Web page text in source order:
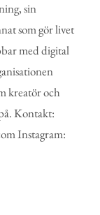
sin
som gör livet
med digital
kreatör och
Kontakt:
Instagram: